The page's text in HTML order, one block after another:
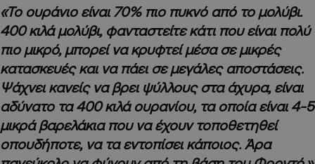
«Το ουράνιο είναι 70% πιο πυκνό από το μολύβι.
400 κιλά μολύβι, φανταστείτε κάτι που είναι πολύ
πιο μικρό, μπορεί να κρυφτεί μέσα σε μικρές
κατασκευές και να πάει σε μεγάλες αποστάσεις.
Ψάχνει κανείς να βρει ψύλλους στα άχυρα, είναι
αδύνατο τα 400 κιλά ουρανίου, τα οποία είναι 4-5
μικρά βαρελάκια που να έχουν τοποθετηθεί
οπουδήποτε, να τα εντοπίσει κάποιος. Άρα